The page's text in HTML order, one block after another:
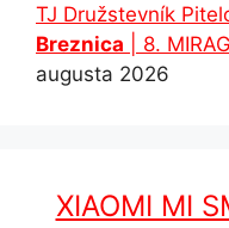
TJ Družstevník
Breznica | 8.
augusta 2026
XIAOMI MI